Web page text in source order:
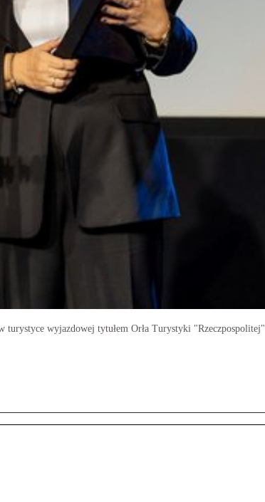
turystyce wyjazdowej tytułem Orła Turystyki "Rzeczpospolitej"